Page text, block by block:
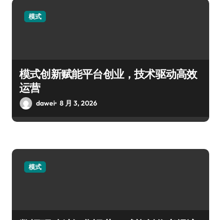
模式
模式创新赋能平台创业，技术驱动高效
运营
dawei 8 月 3, 2026
模式